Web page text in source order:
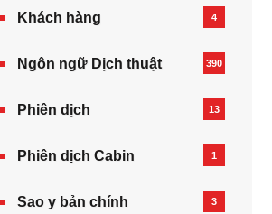
Khách hàng 4
Ngôn ngữ Dịch thuật 390
Phiên dịch 13
Phiên dịch Cabin 1
Sao y bản chính 3